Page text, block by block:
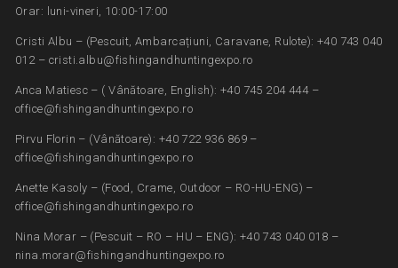
Orar: luni-vineri, 10:00-17:00
Cristi Albu – (Pescuit, Ambarcațiuni, Caravane, Rulote): +40 743 040
012 – cristi.albu@fishingandhuntingexpo.ro
Anca Matiesc – ( Vânătoare, English): +40 745 204 444 –
office@fishingandhuntingexpo.ro
Pirvu Florin – (Vânătoare): +40 722 936 869 –
office@fishingandhuntingexpo.ro
Anette Kasoly – (Food, Crame, Outdoor – RO-HU-ENG) –
office@fishingandhuntingexpo.ro
Nina Morar – (Pescuit – RO – HU – ENG): +40 743 040 018 –
nina.morar@fishingandhuntingexpo.ro